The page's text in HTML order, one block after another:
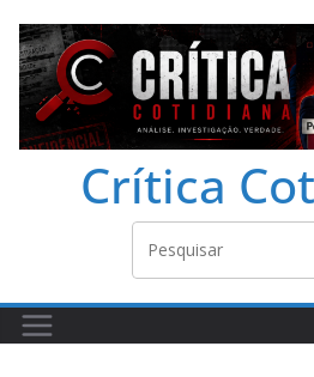
Crítica